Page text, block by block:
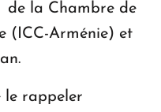
de la Chambre de
(ICC-Arménie) et
le rappeler